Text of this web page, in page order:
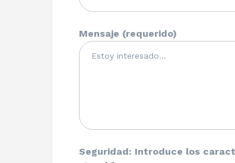
Mensaje (requerido)
Seguridad: Introduce los